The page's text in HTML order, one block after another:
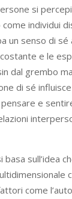
si
individui
un senso di
e le
dal grembo
di sé
e
sull’idea
come